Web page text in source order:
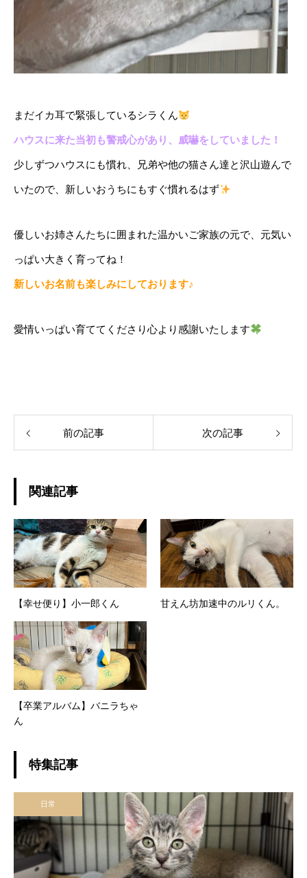
まだイカ耳で緊張しているシラくん
ハウスに来た当初も警戒心があり、威嚇をしていました！
少しずつハウスにも慣れ、兄弟や他の猫さん達と沢山遊んで
いたので、新しいおうちにもすぐ慣れるはず
優しいお姉さんたちに囲まれた温かいご家族の元で、元気い
っぱい大きく育ってね！
新しいお名前も楽しみにしております♪
愛情いっぱい育ててくださり心より感謝いたします
前の記事 次の記事
関連記事
【幸せ便り】小一郎くん 甘えん坊加速中のルリくん。
【卒業アルバム】バニラちゃ
ん
特集記事
日常